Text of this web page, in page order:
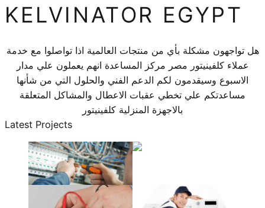
KELVINATOR EGYPT
هل تواجهون مشكلة بأي من منتجات العالمية اذا تواصلوا مع خدمة
عملاء كلفينيتور مصر مركز المساعدة انهم يعملون علي مدار
الاسبوع وسيقدمون لكم الدعم الفني والحلول التي من شأنها
مساعدتكم علي تخطي عقبات الاعطال والمشاكل المتعلقة
بالاجهزة المنزلية كلفينيتور
Latest Projects